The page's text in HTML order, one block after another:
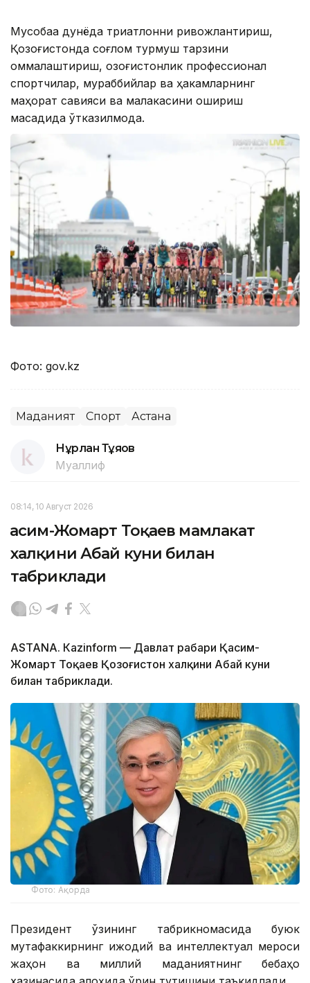
Мусобақа дунёда триатлонни ривожлантириш,
Қозоғистонда соғлом турмуш тарзини
оммалаштириш, қозоғистонлик профессионал
спортчилар, мураббийлар ва ҳакамларнинг
маҳорат савияси ва малакасини ошириш
мақсадида ўтказилмоқда.
Фото: gov.kz
Маданият Спорт Астана
Нұрлан Тұяқов
Муаллиф
08:14, 10 Август 2026
Қасим-Жомарт Тоқаев мамлакат
халқини Абай куни билан
табриклади
ASTANА. Кazinform — Давлат раҳбари Қасим-
Жомарт Тоқаев Қозоғистон халқини Абай куни
билан табриклади.
Фото: Ақорда
Президент ўзининг табрикномасида буюк
мутафаккирнинг ижодий ва интеллектуал мероси
жаҳон ва миллий маданиятнинг бебаҳо